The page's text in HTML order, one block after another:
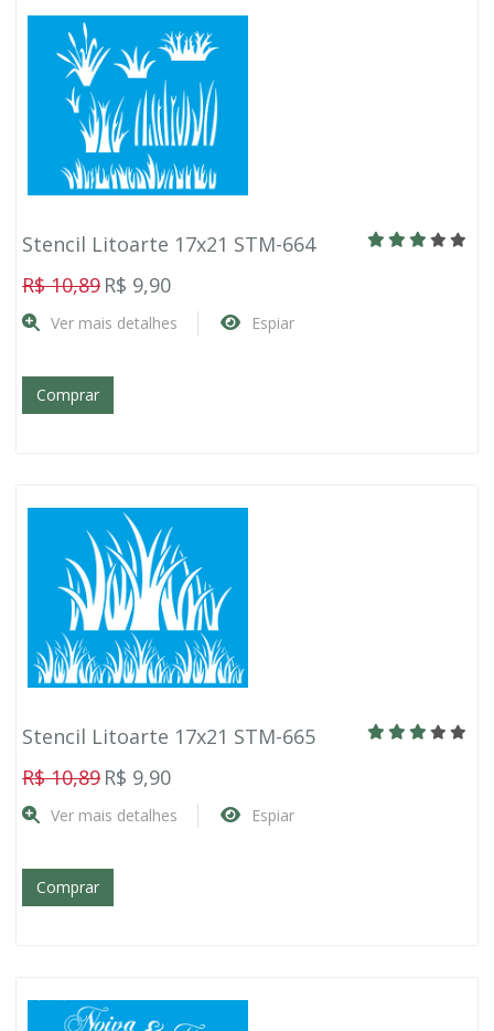
Stencil Litoarte 17x21 STM-664
R$ 10,89 R$ 9,90
Ver mais detalhes Espiar
Comprar
Stencil Litoarte 17x21 STM-665
R$ 10,89 R$ 9,90
Ver mais detalhes Espiar
Comprar